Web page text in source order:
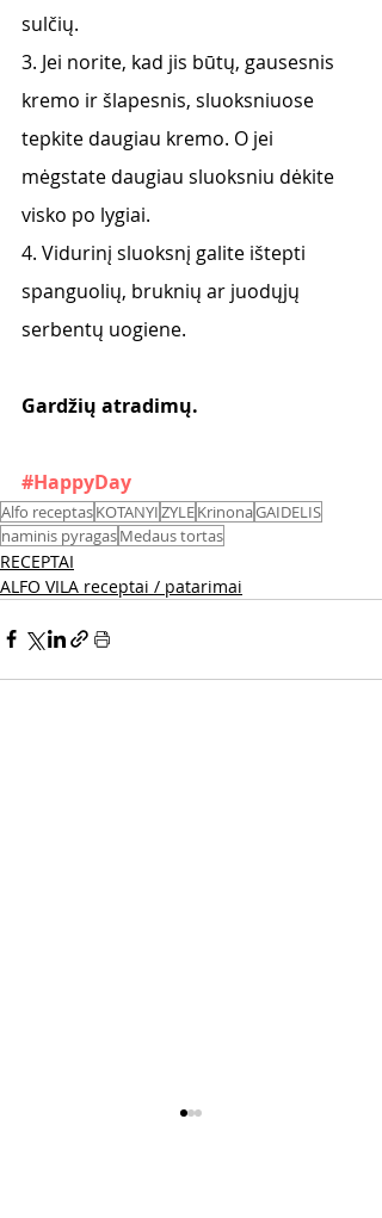
sulčių.
3. Jei norite, kad jis būtų, gausesnis
kremo ir šlapesnis, sluoksniuose
tepkite daugiau kremo. O jei
mėgstate daugiau sluoksniu dėkite
visko po lygiai.
4. Vidurinį sluoksnį galite ištepti
spanguolių, bruknių ar juodųjų
serbentų uogiene.
Gardžių atradimų.
#HappyDay
Alfo receptasKOTANYIZYLEKrinonaGAIDELIS
naminis pyragasMedaus tortas
RECEPTAI
ALFO VILA receptai / patarimai